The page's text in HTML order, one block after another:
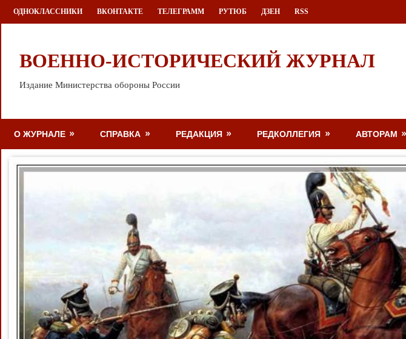
Перейти
к
ОДНОКЛАССНИКИ ВКОНТАКТЕ ТЕЛЕГРАММ РУТЮБ ДЗЕН RSS
ВОЕННО-ИСТОРИЧЕСКИЙ ЖУРНАЛ
Издание Министерства обороны России
О ЖУРНАЛЕ СПРАВКА РЕДАКЦИЯ РЕДКОЛЛЕГИЯ АВТОРАМ